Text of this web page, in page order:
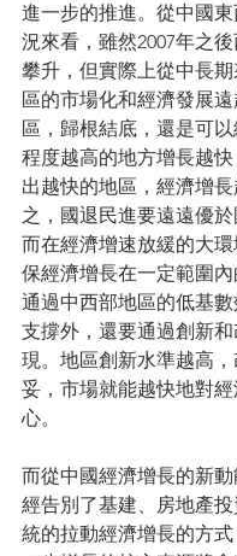
進一步的推進。從中國
況來看，雖然2007年之
攀升，但實際上從中長
區的市場化和經濟發展
區，歸根結底，還是可
程度越高的地方增長越
出越快的地區，經濟增
之，國退民進要遠遠優
而在經濟增速放緩的大
保經濟增長在一定範圍
通過中西部地區的低基
支撐外，還要通過創新
現。地區創新水準越高
妥，市場就能越快地對
心。
而從中國經濟增長的新
經告別了基建、房地產
統的拉動經濟增長的方